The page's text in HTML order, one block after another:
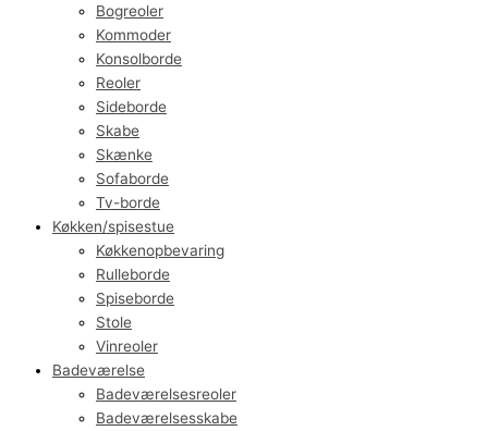
Bogreoler
Kommoder
Konsolborde
Reoler
Sideborde
Skabe
Skænke
Sofaborde
Tv-borde
Køkken/spisestue
Køkkenopbevaring
Rulleborde
Spiseborde
Stole
Vinreoler
Badeværelse
Badeværelsesreoler
Badeværelsesskabe